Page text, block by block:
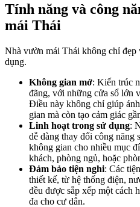
Tính năng và công
mái Thái
Nhà vườn mái Thái không chỉ đẹp
dụng.
Không gian mở: Kiến trúc
đãng, với những cửa sổ lớn
Điều này không chỉ giúp
gian mà còn tạo cảm giác
Linh hoạt trong sử dụng:
dễ dàng thay đổi công năng
không gian cho nhiều mục
khách, phòng ngủ, hoặc
Đảm bảo tiện nghi: Các
thiết kế, từ hệ thống điện,
đều được sắp xếp một cách
đa cho cư dân.